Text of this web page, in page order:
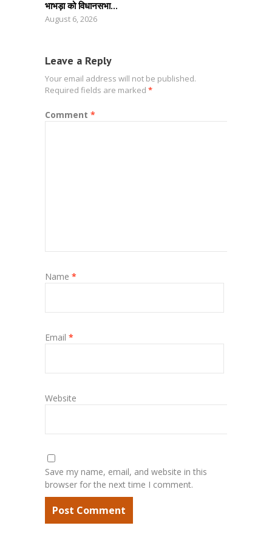
भाभड़ा को विधानसभा...
August 6, 2026
Leave a Reply
Your email address will not be published.
Required fields are marked *
Comment *
Name *
Email *
Website
Save my name, email, and website in this
browser for the next time I comment.